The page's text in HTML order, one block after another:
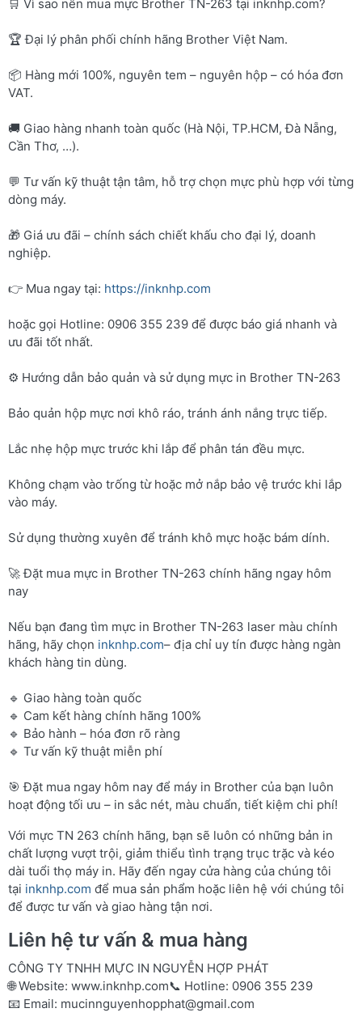
🛒 Vì sao nên mua mực Brother TN-263 tại inknhp.com?
🏆 Đại lý phân phối chính hãng Brother Việt Nam.
📦 Hàng mới 100%, nguyên tem – nguyên hộp – có hóa đơn
VAT.
🚚 Giao hàng nhanh toàn quốc (Hà Nội, TP.HCM, Đà Nẵng,
Cần Thơ, …).
💬 Tư vấn kỹ thuật tận tâm, hỗ trợ chọn mực phù hợp với từng
dòng máy.
🎁 Giá ưu đãi – chính sách chiết khấu cho đại lý, doanh
nghiệp.
👉 Mua ngay tại: https://inknhp.com
hoặc gọi Hotline: 0906 355 239 để được báo giá nhanh và
ưu đãi tốt nhất.
⚙️ Hướng dẫn bảo quản và sử dụng mực in Brother TN-263
Bảo quản hộp mực nơi khô ráo, tránh ánh nắng trực tiếp.
Lắc nhẹ hộp mực trước khi lắp để phân tán đều mực.
Không chạm vào trống từ hoặc mở nắp bảo vệ trước khi lắp
vào máy.
Sử dụng thường xuyên để tránh khô mực hoặc bám dính.
🚀 Đặt mua mực in Brother TN-263 chính hãng ngay hôm
nay
Nếu bạn đang tìm mực in Brother TN-263 laser màu chính
hãng, hãy chọn inknhp.com– địa chỉ uy tín được hàng ngàn
khách hàng tin dùng.
🔹 Giao hàng toàn quốc
🔹 Cam kết hàng chính hãng 100%
🔹 Bảo hành – hóa đơn rõ ràng
🔹 Tư vấn kỹ thuật miễn phí
🎯 Đặt mua ngay hôm nay để máy in Brother của bạn luôn
hoạt động tối ưu – in sắc nét, màu chuẩn, tiết kiệm chi phí!
Với mực TN 263 chính hãng, bạn sẽ luôn có những bản in
chất lượng vượt trội, giảm thiểu tình trạng trục trặc và kéo
dài tuổi thọ máy in. Hãy đến ngay cửa hàng của chúng tôi
tại inknhp.com để mua sản phẩm hoặc liên hệ với chúng tôi
để được tư vấn và giao hàng tận nơi.
Liên hệ tư vấn & mua hàng
CÔNG TY TNHH MỰC IN NGUYỄN HỢP PHÁT
🌐 Website: www.inknhp.com📞 Hotline: 0906 355 239
📧 Email: mucinnguyenhopphat@gmail.com